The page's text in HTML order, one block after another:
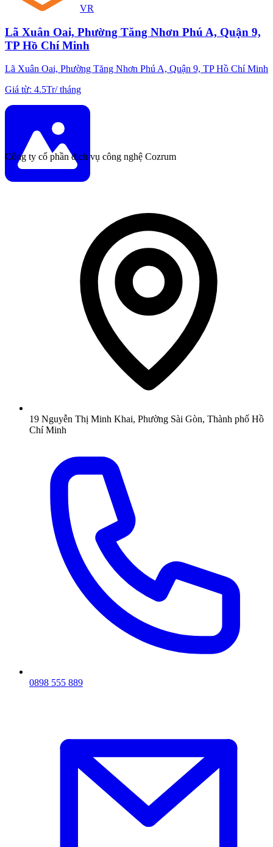
VR
Lã Xuân Oai, Phường Tăng Nhơn Phú A, Quận 9,
TP Hồ Chí Minh
Lã Xuân Oai, Phường Tăng Nhơn Phú A, Quận 9, TP Hồ Chí Minh
Giá từ: 4.5Tr/tháng
Công ty cổ phần dịch vụ công nghệ Cozrum
19 Nguyễn Thị Minh Khai, Phường Sài Gòn, Thành phố Hồ
Chí Minh
0898 555 889